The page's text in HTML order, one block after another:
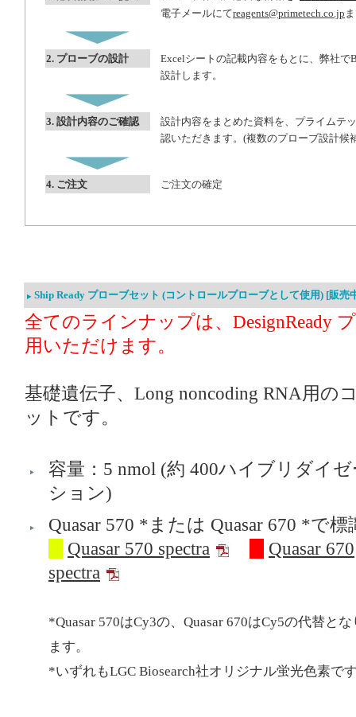
電子メールにてreagents@primetech.co.jp
2. プローブの設計
Excelシートの記載内容をもとに、弊社で
設計します。
3. 設計内容のご確認
設計内容をまとめた資料を、プライムテ
認いただきます。(複数のプローブ設計候
4. ご注文 ご注文の確定
Ship Ready プローブセット (コントロールプローブとして使用) [販売
全てのラインナップは、DesignReady
用いただけます。
基礎遺伝子、Long noncoding RNA用の
ットです。
容量：5 nmol (約 400ハイブリダイゼ
ション)
Quasar 570 *または Quasar 670 *で標
Quasar 570 spectra
Quasar 670
spectra
*Quasar 570はCy3の、Quasar 670はCy5の代替とな
ます。
*いずれもLGC Biosearch社オリジナル蛍光⾊素で